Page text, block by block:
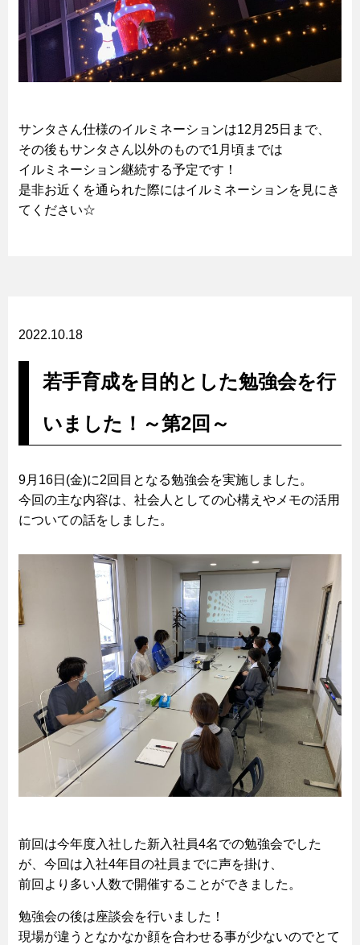
サンタさん仕様のイルミネーションは12月25日まで、
その後もサンタさん以外のもので1月頃までは
イルミネーション継続する予定です！
是非お近くを通られた際にはイルミネーションを見にき
てください☆
2022.10.18
若手育成を目的とした勉強会を行
いました！～第2回～
9月16日(金)に2回目となる勉強会を実施しました。
今回の主な内容は、社会人としての心構えやメモの活用
についての話をしました。
前回は今年度入社した新入社員4名での勉強会でした
が、今回は入社4年目の社員までに声を掛け、
前回より多い人数で開催することができました。
勉強会の後は座談会を行いました！
現場が違うとなかなか顔を合わせる事が少ないのでとて